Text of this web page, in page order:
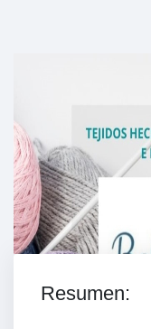
Get unlimited
Join Now
Resumen: